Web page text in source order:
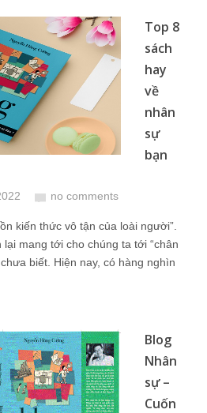
Top 8
sách
hay
về
nhân
sự
bạn
no comments
kiến thức vô tận của loài người”.
mang tới cho chúng ta tới “chân
biết. Hiện nay, có hàng nghìn
Blog
Nhân
sự –
Cuốn